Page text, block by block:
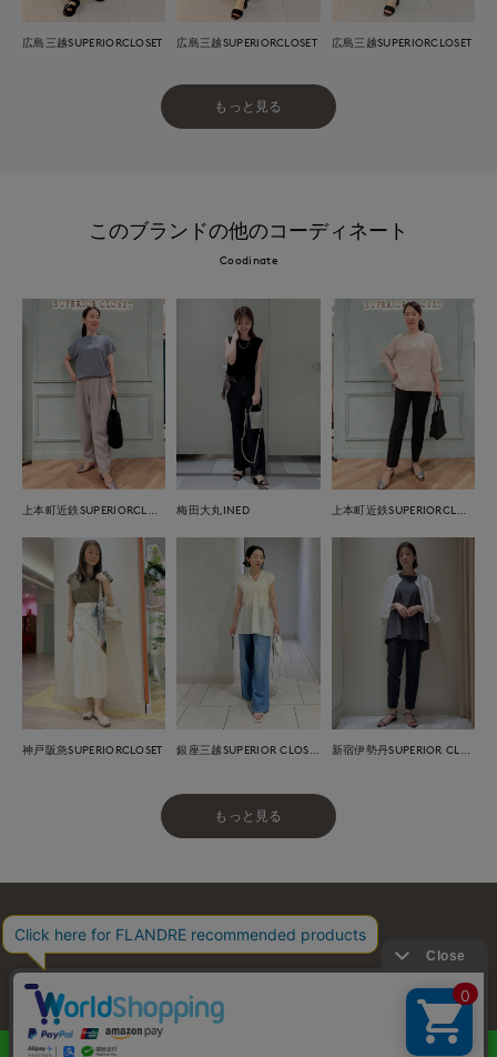
広島三越SUPERIORCLOSET 広島三越SUPERIORCLOSET 広島三越SUPERIORCLOSET
もっと見る
このブランドの他のコーディネート
Coodinate
梅田大丸INED
神戸阪急SUPERIORCLOSET
もっと見る
お問い合わせ 利用規約 プライバシーポリシー
特定商取引・古物営業法に基づく表示